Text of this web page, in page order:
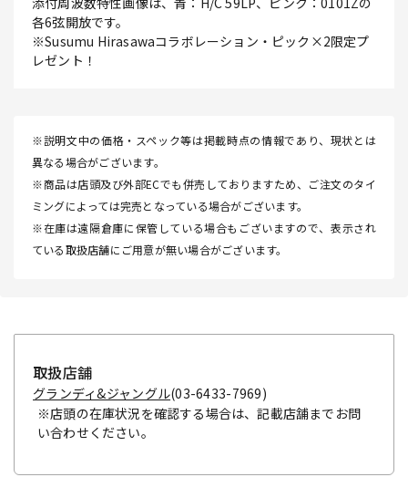
各6弦開放です。
※Susumu Hirasawaコラボレーション・ピック×2限定プ
レゼント！
※説明文中の価格・スペック等は掲載時点の情報であり、現状とは
異なる場合がございます。
※商品は店頭及び外部ECでも併売しておりますため、ご注文のタイ
ミングによっては完売となっている場合がございます。
※在庫は遠隔倉庫に保管している場合もございますので、表示され
ている取扱店舗にご用意が無い場合がございます。
取扱店舗
グランディ&ジャングル(03-6433-7969)
※店頭の在庫状況を確認する場合は、記載店舗までお問
い合わせください。